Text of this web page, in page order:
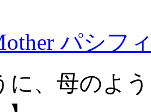
パシフ
に、母のよ